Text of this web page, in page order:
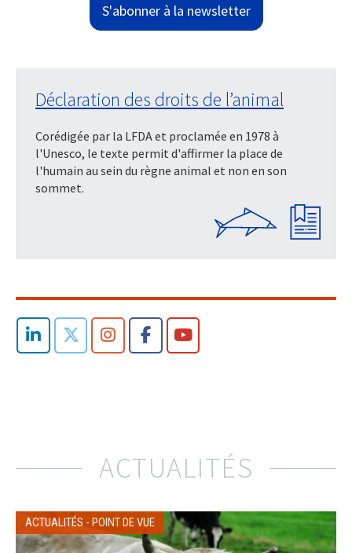
S'abonner à la newsletter
Déclaration des droits de l’animal
Corédigée par la LFDA et proclamée en 1978 à
l'Unesco, le texte permit d'affirmer la place de
l'humain au sein du règne animal et non en son
sommet.
ACTUALITÉS
ACTUALITÉS - POINT DE VUE